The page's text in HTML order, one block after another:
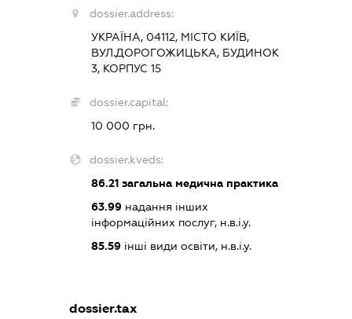
dossier.address:
УКРАЇНА, 04112, МІСТО КИЇВ,
ВУЛ.ДОРОГОЖИЦЬКА, БУДИНОК
3, КОРПУС 15
dossier.capital:
10 000 грн.
dossier.kveds:
86.21загальна медична практика
63.99надання інших
інформаційних послуг, н.в.і.у.
85.59інші види освіти, н.в.і.у.
dossier.tax